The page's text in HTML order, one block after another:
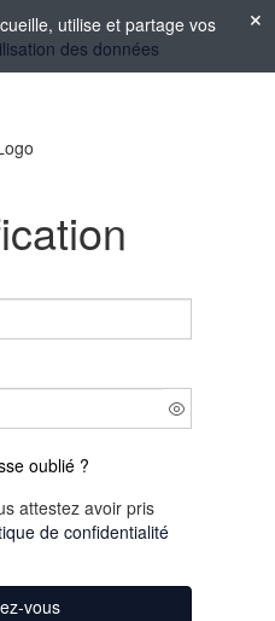
utilise et partage vos
des données
oublié ?
attestez avoir pris
de confidentialité
vous